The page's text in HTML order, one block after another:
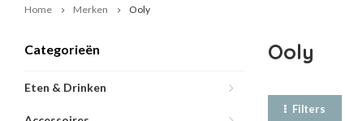
Home Merken Ooly
Categorieën
Eten & Drinken
Ooly
Filters